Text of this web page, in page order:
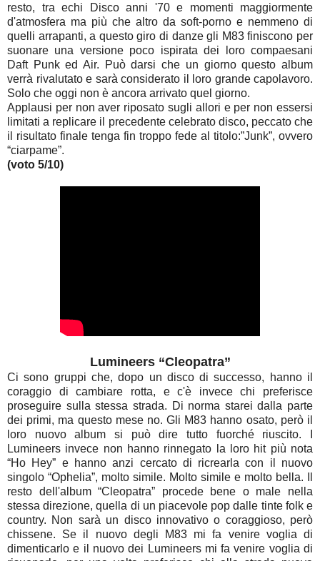
resto, tra echi Disco anni '70 e momenti maggiormente
d'atmosfera ma più che altro da soft-porno e nemmeno di
quelli arrapanti, a questo giro di danze gli M83 finiscono per
suonare una versione poco ispirata dei loro compaesani
Daft Punk ed Air. Può darsi che un giorno questo album
verrà rivalutato e sarà considerato il loro grande capolavoro.
Solo che oggi non è ancora arrivato quel giorno.
Applausi per non aver riposato sugli allori e per non essersi
limitati a replicare il precedente celebrato disco, peccato che
il risultato finale tenga fin troppo fede al titolo:”Junk”, ovvero
“ciarpame”.
(voto 5/10)
Lumineers “Cleopatra”
Ci sono gruppi che, dopo un disco di successo, hanno il
coraggio di cambiare rotta, e c'è invece chi preferisce
proseguire sulla stessa strada. Di norma starei dalla parte
dei primi, ma questo mese no. Gli M83 hanno osato, però il
loro nuovo album si può dire tutto fuorché riuscito. I
Lumineers invece non hanno rinnegato la loro hit più nota
“Ho Hey” e hanno anzi cercato di ricrearla con il nuovo
singolo “Ophelia”, molto simile. Molto simile e molto bella. Il
resto dell'album “Cleopatra” procede bene o male nella
stessa direzione, quella di un piacevole pop dalle tinte folk e
country. Non sarà un disco innovativo o coraggioso, però
chissene. Se il nuovo degli M83 mi fa venire voglia di
dimenticarlo e il nuovo dei Lumineers mi fa venire voglia di